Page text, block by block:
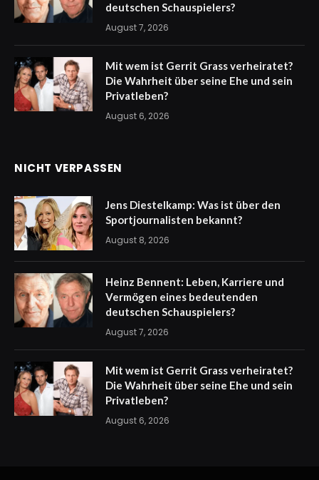
deutschen Schauspielers?
August 7, 2026
Mit wem ist Gerrit Grass verheiratet?
Die Wahrheit über seine Ehe und sein
Privatleben?
August 6, 2026
NICHT VERPASSEN
Jens Diestelkamp: Was ist über den
Sportjournalisten bekannt?
August 8, 2026
Heinz Bennent: Leben, Karriere und
Vermögen eines bedeutenden
deutschen Schauspielers?
August 7, 2026
Mit wem ist Gerrit Grass verheiratet?
Die Wahrheit über seine Ehe und sein
Privatleben?
August 6, 2026